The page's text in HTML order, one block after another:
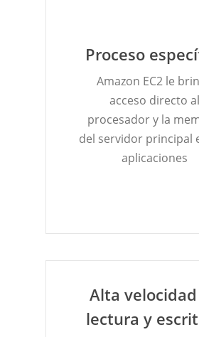
Proceso
Amazon EC2 le
acceso directo al
procesador y la
del servidor principal
aplicaciones
Alta
lectura y